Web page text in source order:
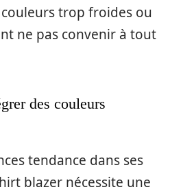
trop froides ou
ne pas convenir à tout
des couleurs
tendance dans ses
blazer nécessite une